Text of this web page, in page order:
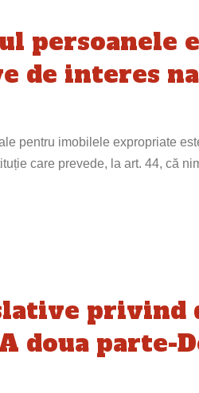
persoanele
de interes
pentru imobilele expropriate
care prevede, la art. 44, că
privind
doua parte-